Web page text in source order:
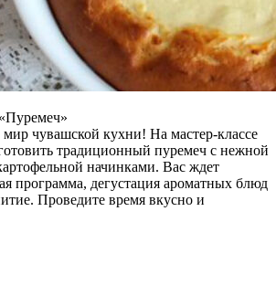
мир чувашской кухни! На мастер-классе
традиционный пуремеч с нежной
начинками. Вас ждет
программа, дегустация ароматных блюд
Проведите время вкусно и